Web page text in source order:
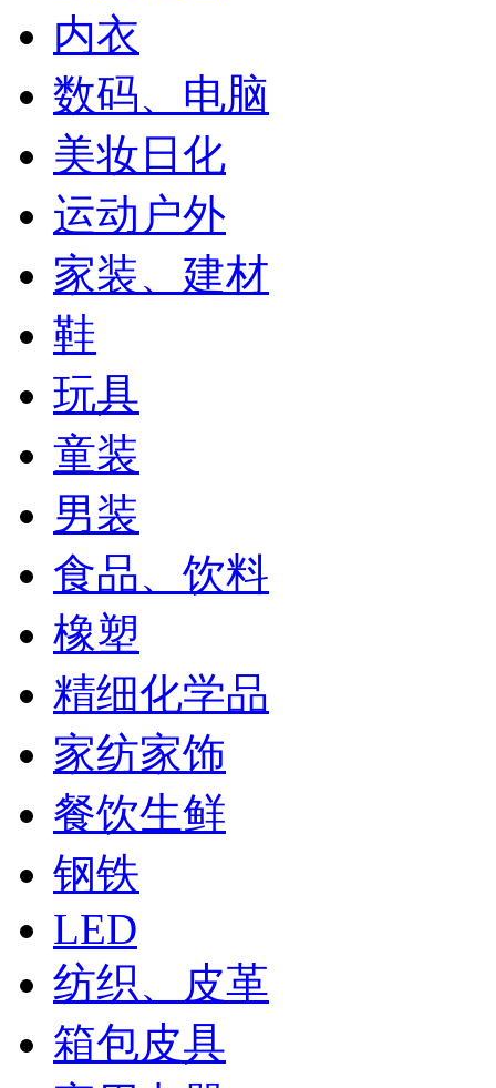
内衣
数码、电脑
美妆日化
运动户外
家装、建材
鞋
玩具
童装
男装
食品、饮料
橡塑
精细化学品
家纺家饰
餐饮生鲜
钢铁
LED
纺织、皮革
箱包皮具